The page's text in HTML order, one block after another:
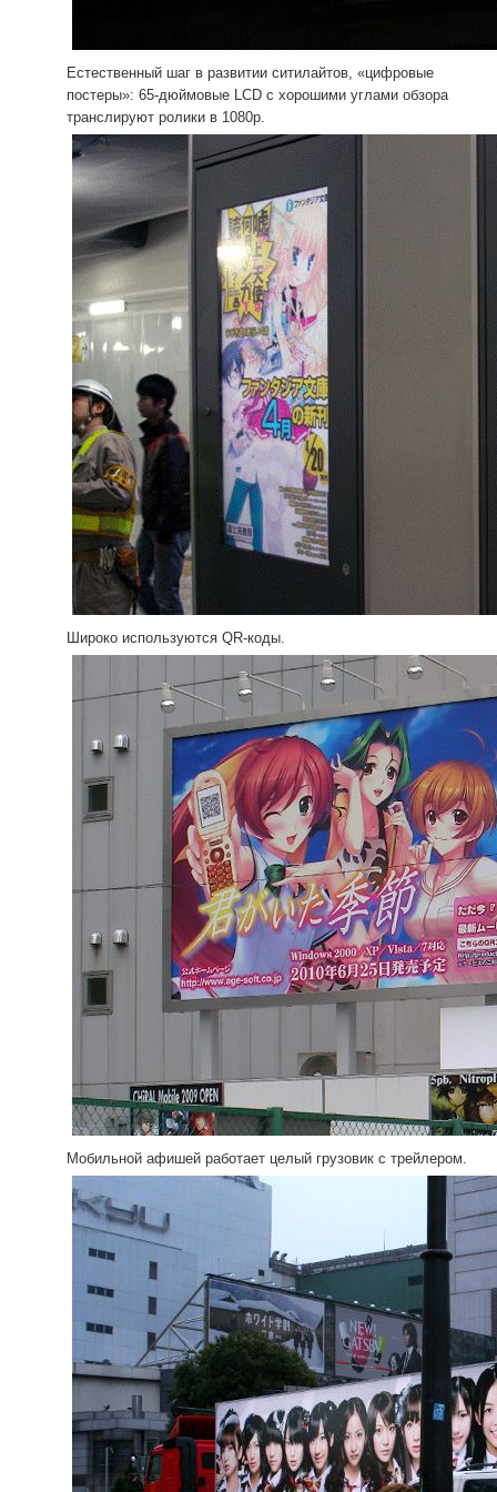
Естественный шаг в развитии ситилайтов, «цифровые
постеры»: 65-дюймовые LCD с хорошими углами обзора
транслируют ролики в 1080p.
Широко используются QR-коды.
Мобильной афишей работает целый грузовик с трейлером.